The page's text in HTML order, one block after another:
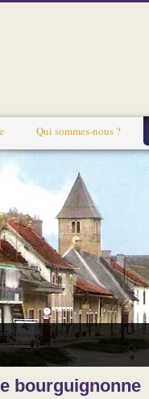
Qui sommes-nous ?
bourguignonne